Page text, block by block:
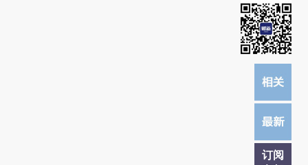
订阅